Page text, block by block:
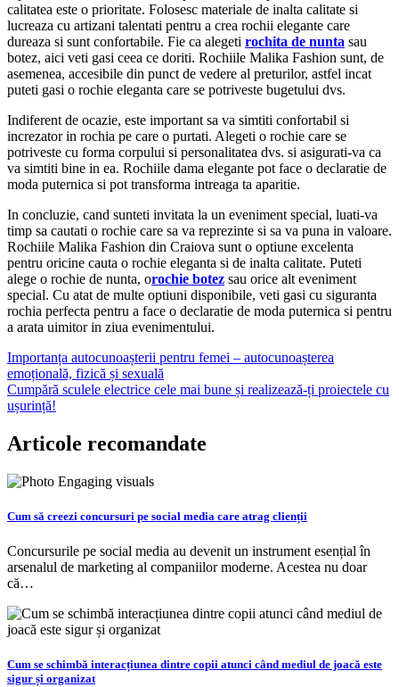
calitatea este o prioritate. Folosesc materiale de inalta calitate si
lucreaza cu artizani talentati pentru a crea rochii elegante care
dureaza si sunt confortabile. Fie ca alegeti rochita de nunta sau
botez, aici veti gasi ceea ce doriti. Rochiile Malika Fashion sunt, de
asemenea, accesibile din punct de vedere al preturilor, astfel incat
puteti gasi o rochie eleganta care se potriveste bugetului dvs.
Indiferent de ocazie, este important sa va simtiti confortabil si
increzator in rochia pe care o purtati. Alegeti o rochie care se
potriveste cu forma corpului si personalitatea dvs. si asigurati-va ca
va simtiti bine in ea. Rochiile dama elegante pot face o declaratie de
moda puternica si pot transforma intreaga ta aparitie.
In concluzie, cand sunteti invitata la un eveniment special, luati-va
timp sa cautati o rochie care sa va reprezinte si sa va puna in valoare.
Rochiile Malika Fashion din Craiova sunt o optiune excelenta
pentru oricine cauta o rochie eleganta si de inalta calitate. Puteti
alege o rochie de nunta, orochie botez sau orice alt eveniment
special. Cu atat de multe optiuni disponibile, veti gasi cu siguranta
rochia perfecta pentru a face o declaratie de moda puternica si pentru
a arata uimitor in ziua evenimentului.
Navigare
în
articole
Importanța autocunoașterii pentru femei – autocunoașterea
emoțională, fizică și sexuală
Cumpără sculele electrice cele mai bune și realizează-ți proiectele cu
ușurință!
Articole recomandate
Cum să creezi concursuri pe social media care atrag clienții
Concursurile pe social media au devenit un instrument esențial în
arsenalul de marketing al companiilor moderne. Acestea nu doar
că…
Cum se schimbă interacțiunea dintre copii atunci când mediul de joacă este
sigur și organizat